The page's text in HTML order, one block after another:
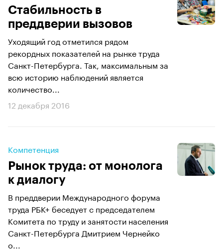
Стабильность в
преддверии вызовов
Уходящий год отметился рядом
рекордных показателей на рынке труда
Санкт-Петербурга. Так, максимальным за
всю историю наблюдений является
количество...
12 декабря 2016
Компетенция
Рынок труда: от монолога
к диалогу
В преддверии Международного форума
труда РБК+ беседует с председателем
Комитета по труду и занятости населения
Санкт-Петербурга Дмитрием Чернейко
о...